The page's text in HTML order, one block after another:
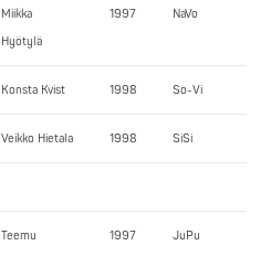
Miikka
Hyötylä
1997 NaVo
Konsta Kvist 1998 So-Vi
Veikko Hietala 1998 SiSi
Teemu
1997 JuPu